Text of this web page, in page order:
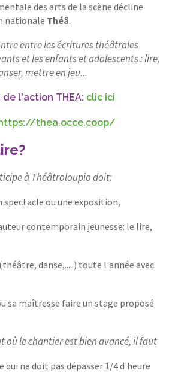
des arts de la scène décline
nationale Théâ.
entre les écritures théâtrales
et les enfants et adolescents : lire,
mettre en jeu...
l'action THEA: clic ici
thea.occe.coop/
à Théâtroloupio doit:
spectacle ou une exposition,
contemporain jeunesse: le lire,
danse,.....) toute l'année avec
sa maîtresse faire un stage proposé
où le chantier est bien avancé, il faut
qui ne doit pas dépasser 1/4 d'heure